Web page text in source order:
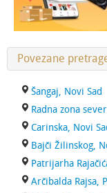
Povezane
Šangaj, Novi Sad
Radna zona
Carinska, Novi
Bajči Žilinskog,
Patrijarha
Arčibalda Rajsa,